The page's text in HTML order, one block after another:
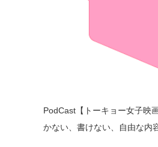
PodCast【トーキョー女子映
かない、書けない、自由な内